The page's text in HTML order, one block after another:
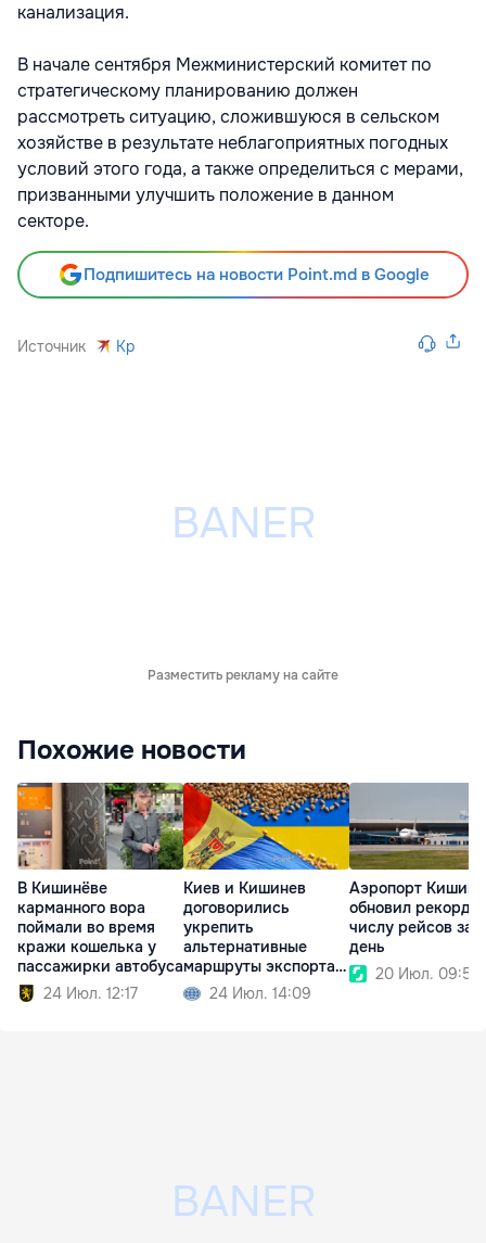
канализация.
В начале сентября Межминистерский комитет по
стратегическому планированию должен
рассмотреть ситуацию, сложившуюся в сельском
хозяйстве в результате неблагоприятных погодных
условий этого года, а также определиться с мерами,
призванными улучшить положение в данном
секторе.
Подпишитесь на новости Point.md в Google
Источник Kp
Разместить рекламу на сайте
Похожие новости
В Кишинёве
карманного вора
поймали во время
кражи кошелька у
пассажирки автобуса
24 Июл. 12:17
Киев и Кишинев
договорились
укрепить
альтернативные
маршруты экспорта
зерна24 Июл. 14:09
Аэропорт
обновил рекорд
числу рейсов за
день
20 Июл. 09:50